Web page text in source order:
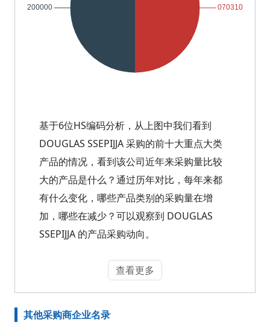
基于6位HS编码分析，从上图中我们看到
DOUGLAS SSEPIJJA 采购的前十大重点大类
产品的情况，看到该公司近年来采购量比较
大的产品是什么？通过历年对比，每年来都
有什么变化，哪些产品类别的采购量在增
加，哪些在减少？可以观察到 DOUGLAS
SSEPIJJA 的产品采购动向。
查看更多
其他采购商企业名录